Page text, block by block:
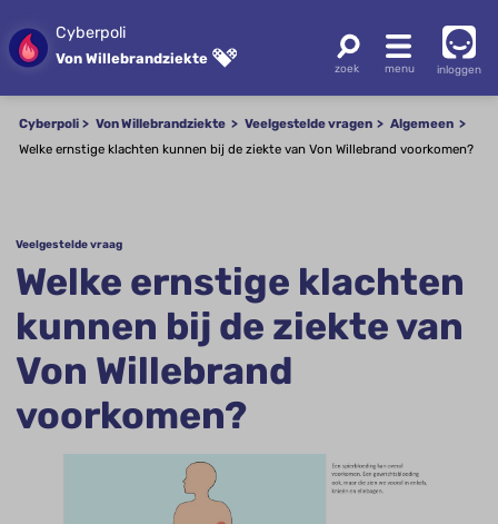
Cyberpoli
Von Willebrandziekte
inloggen
Cyberpoli Von Willebrandziekte Veelgestelde vragen
Algemeen
Welke ernstige klachten kunnen bij de ziekte van Von Willebrand voorkomen?
Veelgestelde vraag
Welke ernstige klachten
kunnen bij de ziekte van
Von Willebrand
voorkomen?